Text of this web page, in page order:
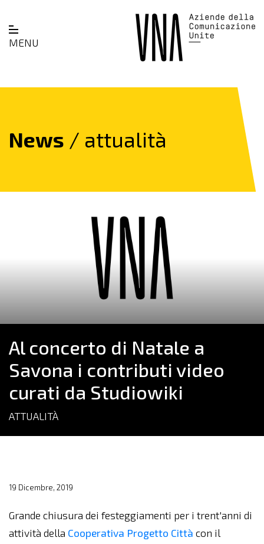
MENU
News / attualità
Al concerto di Natale a
Savona i contributi video
curati da Studiowiki
ATTUALITÀ
19 Dicembre, 2019
Grande chiusura dei festeggiamenti per i trent'anni di
attività della Cooperativa Progetto Città con il